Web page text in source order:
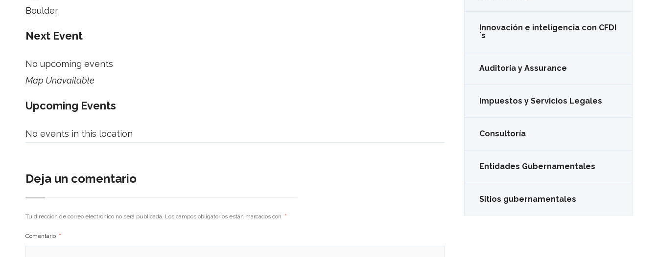
Boulder
Next Event
No upcoming events
Map Unavailable
Upcoming Events
No events in this location
Deja un comentario
Tu dirección de correo electrónico no será publicada. Los campos obligatorios están marcados con *
Comentario *
Innovación e inteligencia con CFDI
´s
Auditoría y Assurance
Impuestos y Servicios Legales
Consultoría
Entidades Gubernamentales
Sitios gubernamentales